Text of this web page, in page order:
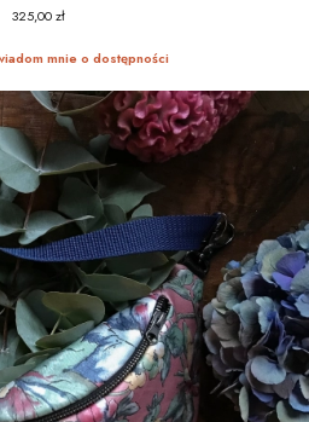
Cena
325,00 zł
mnie o dostępności